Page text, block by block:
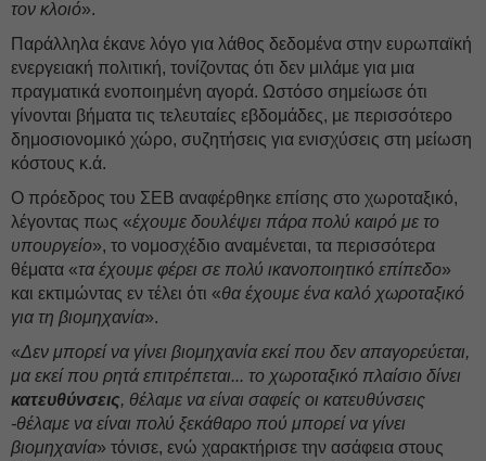
τον κλοιό».
Παράλληλα έκανε λόγο για λάθος δεδομένα στην ευρωπαϊκή
ενεργειακή πολιτική, τονίζοντας ότι δεν μιλάμε για μια
πραγματικά ενοποιημένη αγορά. Ωστόσο σημείωσε ότι
γίνονται βήματα τις τελευταίες εβδομάδες, με περισσότερο
δημοσιονομικό χώρο, συζητήσεις για ενισχύσεις στη μείωση
κόστους κ.ά.
Ο πρόεδρος του ΣΕΒ αναφέρθηκε επίσης στο χωροταξικό,
λέγοντας πως «έχουμε δουλέψει πάρα πολύ καιρό με το
υπουργείο», το νομοσχέδιο αναμένεται, τα περισσότερα
θέματα «τα έχουμε φέρει σε πολύ ικανοποιητικό επίπεδο»
και εκτιμώντας εν τέλει ότι «θα έχουμε ένα καλό χωροταξικό
για τη βιομηχανία».
«Δεν μπορεί να γίνει βιομηχανία εκεί που δεν απαγορεύεται,
μα εκεί που ρητά επιτρέπεται... το χωροταξικό πλαίσιο δίνει
κατευθύνσεις, θέλαμε να είναι σαφείς οι κατευθύνσεις
-θέλαμε να είναι πολύ ξεκάθαρο πού μπορεί να γίνει
βιομηχανία» τόνισε, ενώ χαρακτήρισε την ασάφεια στους